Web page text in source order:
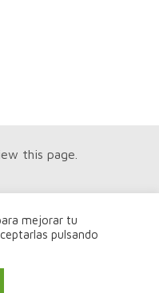
this page.
this page.
mejorar tu
pulsando